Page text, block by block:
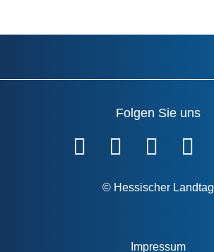
Folgen Sie uns
© Hessischer Landtag
Impressum